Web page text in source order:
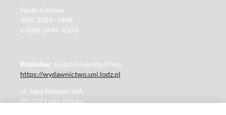
Studia Ceranea
ISSN 2084–140X
e-ISSN 2449–8378
Publisher: Lodz University Press
https://wydawnictwo.uni.lodz.pl
ul. Jana Matejki 34A
90-237 Łódź, Polska